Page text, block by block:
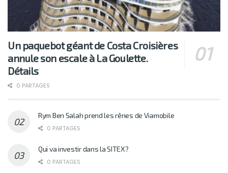
Un paquebot géant de Costa Croisières
annule son escale à La Goulette.
Détails
0 PARTAGES
Rym Ben Salah prend les rênes de Viamobile
0 PARTAGES
Qui va investir dans la SITEX?
0 PARTAGES